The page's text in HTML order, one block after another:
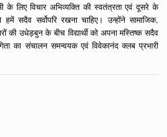
लिए विचार अभिव्यक्ति की स्वतंत्रता एवं दूसरे के
सदैव सर्वोपरि रखना चाहिए। उन्होंने सामाजिक,
की उधेड़बुन के बीच विद्यार्थी को अपना मस्तिष्क सदैव
का संचालन समन्वयक एवं विवेकानंद क्लब प्रभारी